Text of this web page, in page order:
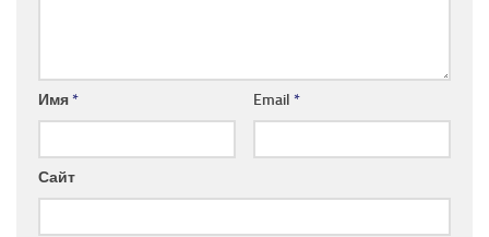
Имя* Email *
Сайт